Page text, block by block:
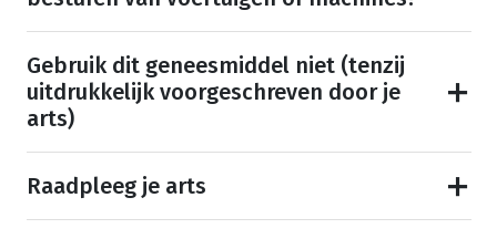
Gebruik dit geneesmiddel niet (tenzij
uitdrukkelijk voorgeschreven door je
arts)
Raadpleeg je arts